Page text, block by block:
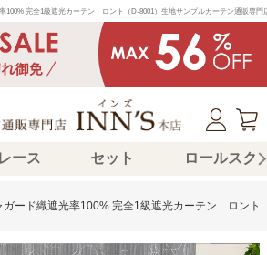
100% 完全1級遮光カーテン　ロント（D-8001）生地サンプルカーテン通販専
レース セット ロールスク
ガード織遮光率100% 完全1級遮光カーテン ロント